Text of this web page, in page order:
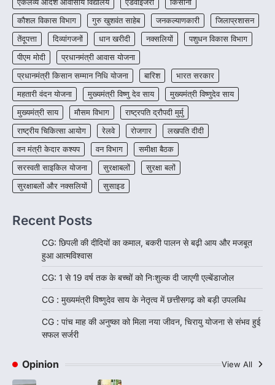
4
More Khabar August 7, 2026
रायपुर। राष्ट्रीय बाल स्वास्थ्य कार्यक्रम (चिरायु) के तहत
जशपुर जिले की 5 माह की मासूम…
कौशल विकास विभाग
गुरु खुशवंत साहेब जनकल्याणकारी
जिलाप्रशासन
तेंदूपत्ता
दिव्यांगजनों धान खरीदी नक्सलियों
पशुधन विकास विभाग
पीएम मोदी
प्रधानमंत्री आवास योजना
प्रधानमंत्री किसान सम्मान निधि योजना
बारिश
भारत सरकार
महतारी वंदन योजना
मुख्यमंत्री विष्णु देव साय
मुख्यमंत्री विष्णुदेव साय
मुख्यमंत्री साय
मौसम विभाग
राष्ट्रपति द्रौपदी मुर्मु
राष्ट्रीय चिकित्सा आयोग
रेलवे रोजगार
लखपति दीदी
वन मंत्री केदार कश्यप
वन विभाग
समीक्षा बैठक
सरस्वती साइकिल योजना
सुरक्षाबलों
सुरक्षा बलों
सुरक्षाबलों और नक्सलियों
सुसाइड
Recent Posts
CG: छिपली की दीदियों का कमाल, बकरी पालन से बढ़ी आय और मजबूत
हुआ आत्मविश्वास
CG: 1 से 19 वर्ष तक के बच्चों को निःशुल्क दी जाएगी एल्बेंडाजोल
CG : मुख्यमंत्री विष्णुदेव साय के नेतृत्व में छत्तीसगढ़ को बड़ी उपलब्धि
CG : पांच माह की अनुष्का को मिला नया जीवन, चिरायु योजना से संभव हुई
सफल सर्जरी
Opinion View All